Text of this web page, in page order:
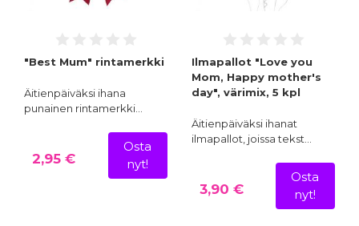
"Best Mum" rintamerkki
Äitienpäiväksi ihana
punainen rintamerkki…
2,95 €
Osta
nyt!
Ilmapallot "Love you
Mom, Happy mother's
day", värimix, 5 kpl
Äitienpäiväksi ihanat
ilmapallot, joissa tekst…
3,90 €
Osta
nyt!